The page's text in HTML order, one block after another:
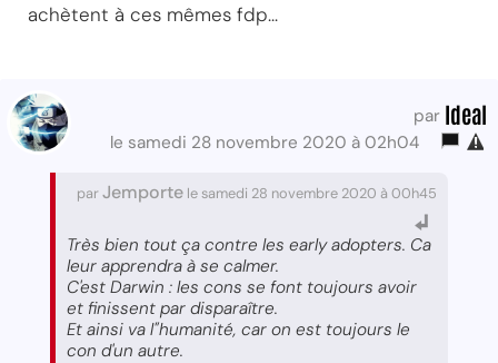
achètent à ces mêmes fdp...
par Ideal
le samedi 28 novembre 2020 à 02h04
parJemporte le samedi 28 novembre 2020 à 00h45
Très bien tout ça contre les early adopters. Ca
leur apprendra à se calmer.
C'est Darwin : les cons se font toujours avoir
et finissent par disparaître.
Et ainsi va l"humanité, car on est toujours le
con d'un autre.